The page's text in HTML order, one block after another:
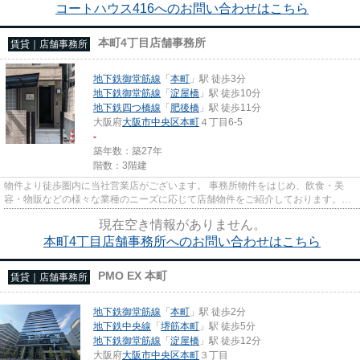
コートハウス416へのお問い合わせはこちら
賃貸｜店舗事務所 本町4丁目店舗事務所
地下鉄御堂筋線 「本町 」駅 徒歩3分
地下鉄御堂筋線 「淀屋橋 」駅 徒歩10分
地下鉄四つ橋線 「肥後橋 」駅 徒歩11分
大阪府大阪市中央区本町 ４丁目6-5
-
築年数：築27年
階数：3階建
物件より徒歩圏内に当社営業店がございます。 事務所物件をはじめ、飲食・美
容・物販などの様々な業種のニーズに応じて店舗物件をご紹介しております。
尚、弊社ではおとり広告は一切...
現在空き情報がありません。
本町4丁目店舗事務所へのお問い合わせはこちら
賃貸｜店舗事務所 PMO EX 本町
地下鉄御堂筋線 「本町 」駅 徒歩2分
地下鉄中央線 「堺筋本町 」駅 徒歩5分
地下鉄御堂筋線 「淀屋橋 」駅 徒歩12分
大阪府大阪市中央区本町 ３丁目